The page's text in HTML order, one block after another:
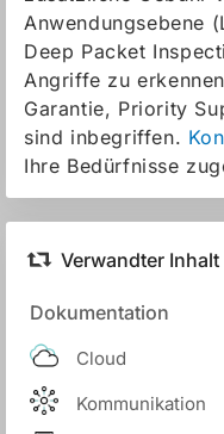
Anwendungsebene
Deep Packet
Angriffe zu
Garantie, Priority
sind inbegriffen.
Ihre Bedürfnisse
Verwandter Inhalt
Dokumentation
Cloud
Kommunikation